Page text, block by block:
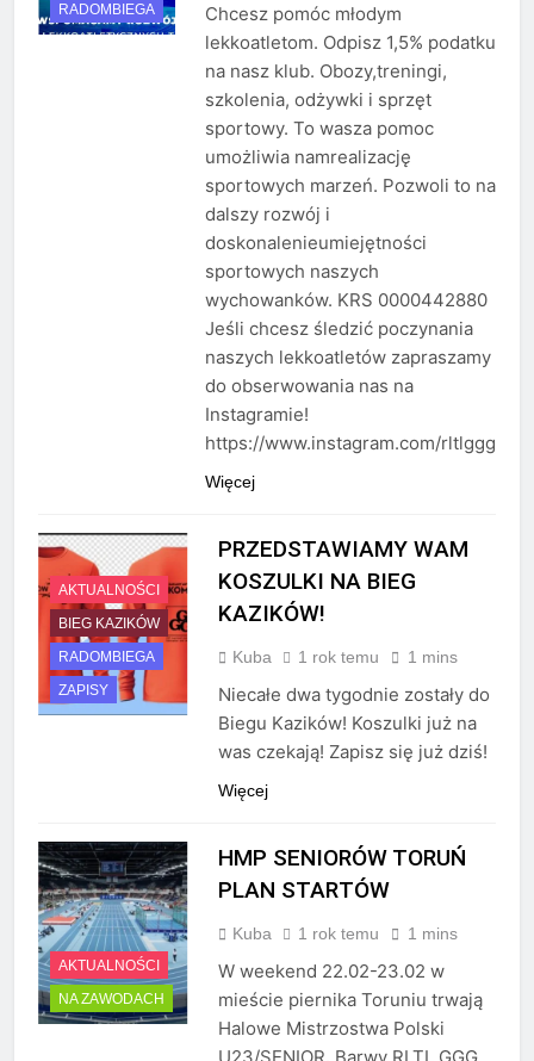
RADOMBIEGA
Chcesz pomóc młodym
lekkoatletom. Odpisz 1,5% podatku
na nasz klub. Obozy,treningi,
szkolenia, odżywki i sprzęt
sportowy. To wasza pomoc
umożliwia namrealizację
sportowych marzeń. Pozwoli to na
dalszy rozwój i
doskonalenieumiejętności
sportowych naszych
wychowanków. KRS 0000442880
Jeśli chcesz śledzić poczynania
naszych lekkoatletów zapraszamy
do obserwowania nas na
Instagramie!
https://www.instagram.com/rltlggg
Więcej
AKTUALNOŚCI
BIEG KAZIKÓW
RADOMBIEGA
ZAPISY
PRZEDSTAWIAMY WAM
KOSZULKI NA BIEG
KAZIKÓW!
Kuba 1 rok temu 1 mins
Niecałe dwa tygodnie zostały do
Biegu Kazików! Koszulki już na
was czekają! Zapisz się już dziś!
Więcej
AKTUALNOŚCI
NA ZAWODACH
HMP SENIORÓW TORUŃ
PLAN STARTÓW
Kuba 1 rok temu 1 mins
W weekend 22.02-23.02 w
mieście piernika Toruniu trwają
Halowe Mistrzostwa Polski
U23/SENIOR. Barwy RLTL GGG